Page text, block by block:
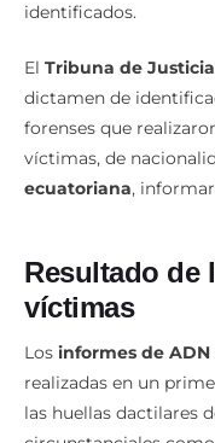
identificados.
El Tribuna de
dictamen de
forenses que
víctimas, de
ecuatoriana,
Resultado de
víctimas
Los informes de ADN
realizadas en un
las huellas dactilares